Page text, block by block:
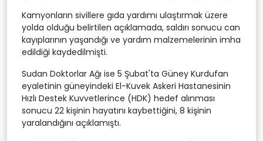
Kamyonların sivillere gıda yardımı ulaştırmak üzere
yolda olduğu belirtilen açıklamada, saldırı sonucu can
kayıplarının yaşandığı ve yardım malzemelerinin imha
edildiği kaydedilmişti.
Sudan Doktorlar Ağı ise 5 Şubat'ta Güney Kurdufan
eyaletinin güneyindeki El-Kuvek Askeri Hastanesinin
Hızlı Destek Kuvvetlerince (HDK) hedef alınması
sonucu 22 kişinin hayatını kaybettiğini, 8 kişinin
yaralandığını açıklamıştı.